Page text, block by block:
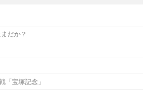
だか？
「宝塚記念」